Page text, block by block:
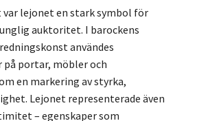
var lejonet en stark symbol för
auktoritet. I barockens
användes
på portar, möbler och
en markering av styrka,
Lejonet representerade även
– egenskaper som